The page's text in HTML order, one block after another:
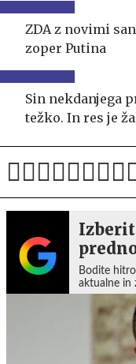
ZDA z novimi
zoper Putina
Sin nekdanjega
težko. In res je
Bodite
aktualne in